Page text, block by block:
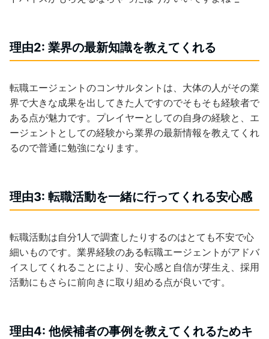
理由2: 業界の最新知識を教えてくれる
転職エージェントのコンサルタントは、大体の人がその業
界で大きな成果を出してきた人ですのでそもそも経験者で
ある点が魅力です。プレイヤーとしての自身の経験と、エ
ージェントとしての経験から業界の最新情報を教えてくれ
るので普通に勉強になります。
理由3: 転職活動を一緒に行ってくれる安心感
転職活動は自分1人で調査したりするのはとても不安で心
細いものです。業界経験のある転職エージェントがアドバ
イスしてくれることにより、安心感と自信が芽生え、採用
活動にもさらに前向きに取り組める点が良いです。
理由4: 他候補者の事例を教えてくれるためキ